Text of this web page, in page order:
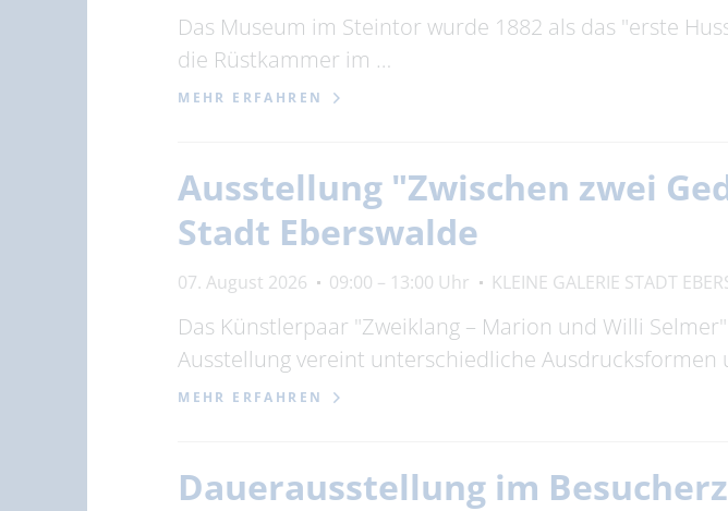
Das Museum im Steintor wurde 1882 als das "erste
die Rüstkammer im …
MEHR ERFAHREN
Ausstellung "Zwischen zwei
Stadt Eberswalde
07. August 2026 09:00 – 13:00 Uhr KLEINE GALERIE STADT
Das Künstlerpaar "Zweiklang – Marion und Willi
Ausstellung vereint unterschiedliche Ausdrucksformen
MEHR ERFAHREN
Dauerausstellung im